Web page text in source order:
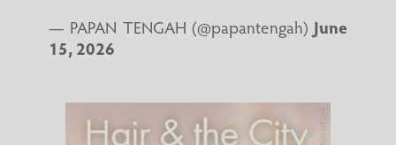
— PAPAN TENGAH (@papantengah) June
15, 2026